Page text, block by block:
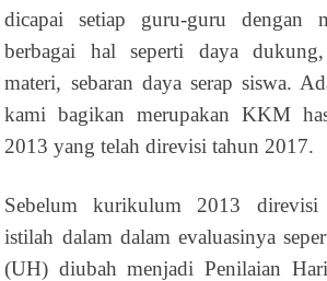
dicapai setiap guru-guru dengan
berbagai hal seperti daya
materi, sebaran daya serap siswa.
kami bagikan merupakan KKM
2013 yang telah direvisi tahun 2017.
Sebelum kurikulum 2013 direvisi
istilah dalam dalam evaluasinya
(UH) diubah menjadi Penilaian